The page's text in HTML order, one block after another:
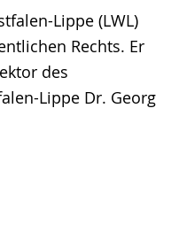
Lippe (LWL)
Rechts. Er
des
Lippe Dr. Georg